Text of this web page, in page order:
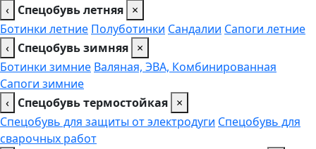
‹ Спецобувь летняя ×
Ботинки летние Полуботинки Сандалии Сапоги летние
‹ Спецобувь зимняя ×
Ботинки зимние Валяная, ЭВА, Комбинированная
Сапоги зимние
‹ Спецобувь термостойкая ×
Спецобувь для защиты от электродуги Спецобувь для
сварочных работ